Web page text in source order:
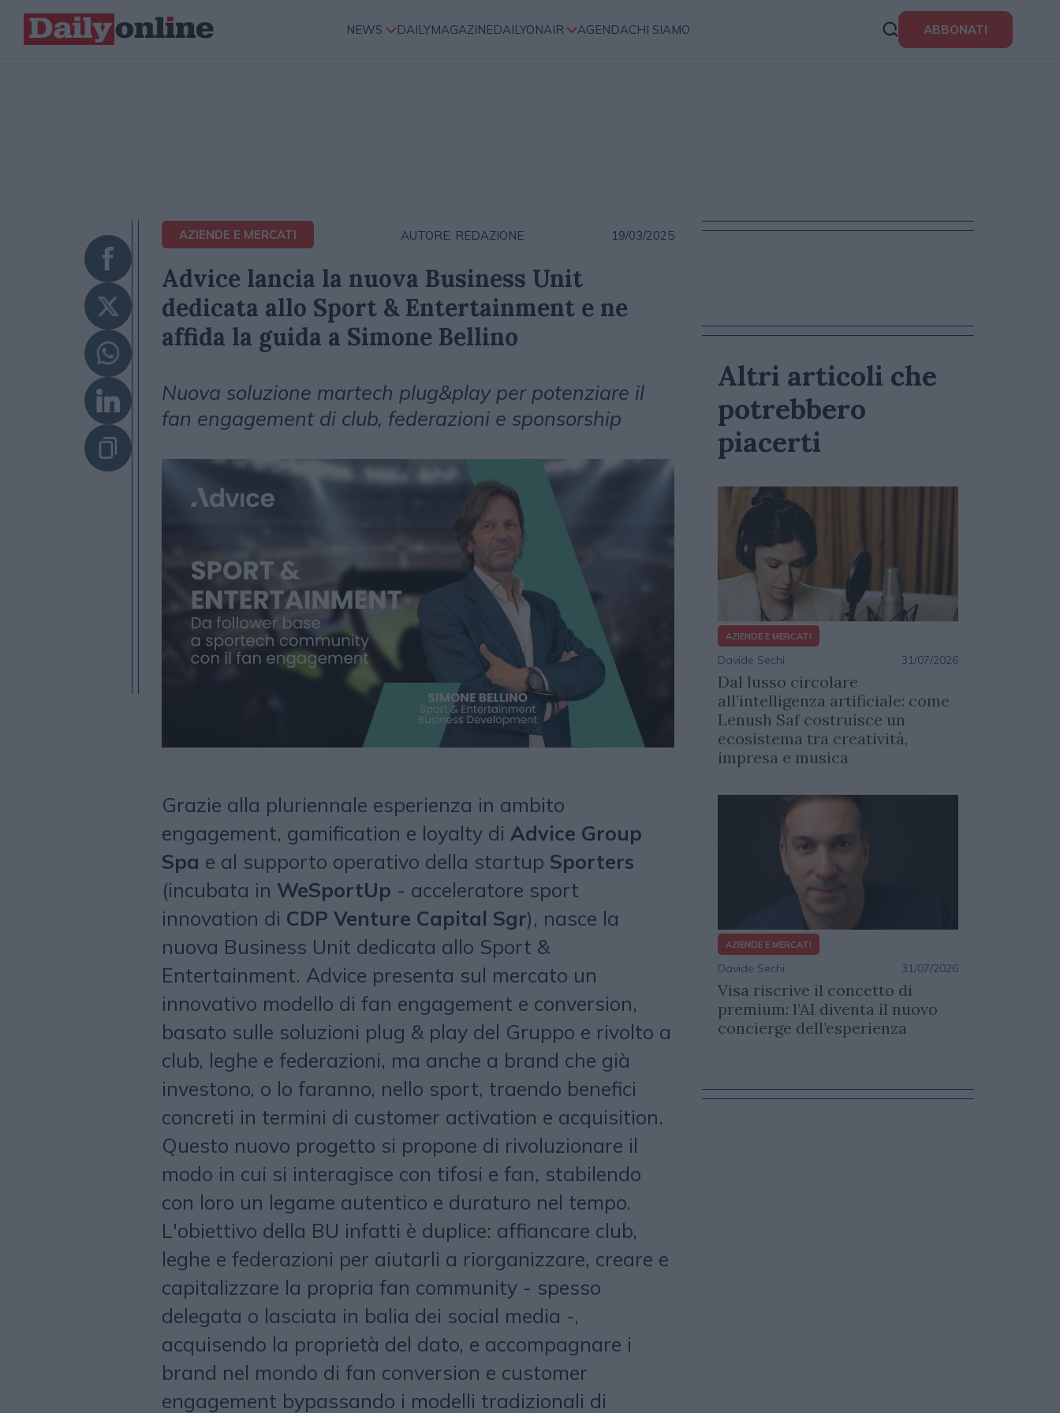
NEWS DAILYMAGAZINEDAILYONAIR AGENDACHI SIAMO ABBONATI
AZIENDE E MERCATI AUTORE: REDAZIONE 19/03/2025
Advice lancia la nuova Business Unit
dedicata allo Sport & Entertainment e ne
affida la guida a Simone Bellino
Nuova soluzione martech plug&play per potenziare il
fan engagement di club, federazioni e sponsorship
Grazie alla pluriennale esperienza in ambito
engagement, gamification e loyalty di Advice Group
Spa e al supporto operativo della startup Sporters
(incubata in WeSportUp - acceleratore sport
innovation di CDP Venture Capital Sgr), nasce la
nuova Business Unit dedicata allo Sport &
Entertainment. Advice presenta sul mercato un
innovativo modello di fan engagement e conversion,
basato sulle soluzioni plug & play del Gruppo e rivolto a
club, leghe e federazioni, ma anche a brand che già
investono, o lo faranno, nello sport, traendo benefici
concreti in termini di customer activation e acquisition.
Questo nuovo progetto si propone di rivoluzionare il
modo in cui si interagisce con tifosi e fan, stabilendo
con loro un legame autentico e duraturo nel tempo.
L'obiettivo della BU infatti è duplice: affiancare club,
leghe e federazioni per aiutarli a riorganizzare, creare e
capitalizzare la propria fan community - spesso
delegata o lasciata in balia dei social media -,
acquisendo la proprietà del dato, e accompagnare i
brand nel mondo di fan conversion e customer
engagement bypassando i modelli tradizionali di
Altri articoli che
potrebbero
piacerti
AZIENDE E MERCATI
Davide Sechi 31/07/2026
Dal lusso circolare
all’intelligenza artificiale: come
Lenush Saf costruisce un
ecosistema tra creatività,
impresa e musica
AZIENDE E MERCATI
Davide Sechi 31/07/2026
Visa riscrive il concetto di
premium: l’AI diventa il nuovo
concierge dell’esperienza